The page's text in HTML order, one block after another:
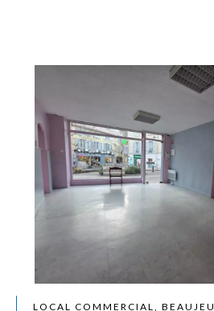
LOCAL COMMERCIAL, BEAUJEU